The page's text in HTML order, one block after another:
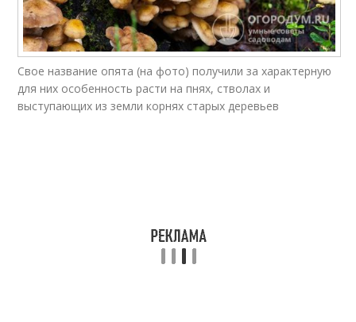
Свое название опята (на фото) получили за характерную
для них особенность расти на пнях, стволах и
выступающих из земли корнях старых деревьев